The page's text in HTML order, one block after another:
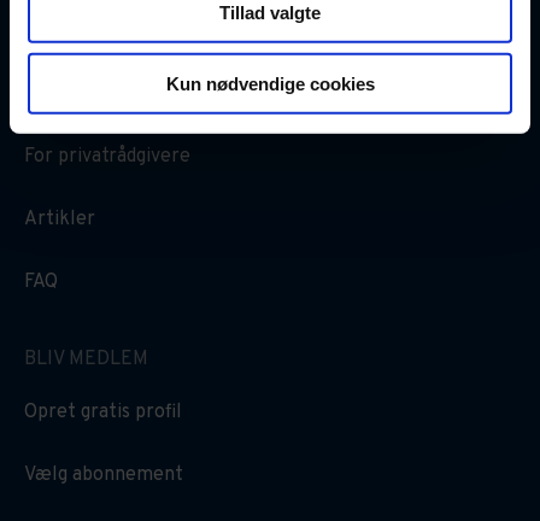
Tillad valgte
Kun nødvendige cookies
GOD VIDEN
Oversigt over dokumenter
For privatrådgivere
Artikler
FAQ
BLIV MEDLEM
Opret gratis profil
Vælg abonnement